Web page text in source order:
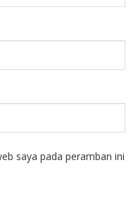
saya pada peramban ini